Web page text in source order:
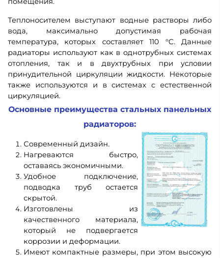
Теплоносителем выступают водные растворы либо
вода, максимально допустимая рабочая
температура, которых составляет 110 °C. Данные
радиаторы используют как в однотрубных системах
отопления, так и в двухтрубных при условии
принудительной циркуляции жидкости. Некоторые
также используются и в системах с естественной
циркуляцией.
Основные преимущества стальных панельных
радиаторов:
Современный дизайн.
Нагреваются быстро,
оставаясь экономичными.
Удобное подключение,
подводка труб остается
скрытой.
Изготовлены из
качественного материала,
который не подвергается
коррозии и деформации.
Имеют компактные размеры, при этом высокую